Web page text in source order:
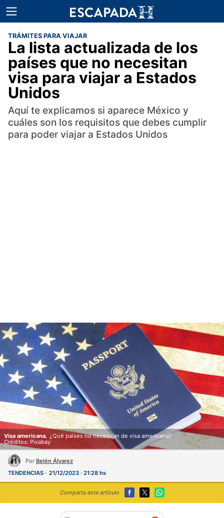
TRÁMITES PARA VIAJAR
La lista actualizada de los
países que no necesitan
visa para viajar a Estados
Unidos
Aquí te explicamos si aparece México y
cuáles son los requisitos que debes cumplir
para poder viajar a Estados Unidos
Visa americana. ¿Qué países no necesitan de visa americana?
Créditos: Pixabay
Por Belén Álvarez
TENDENCIAS
21/12/2023 · 21:28 hs
Comparta este artículo